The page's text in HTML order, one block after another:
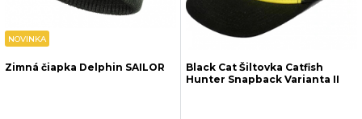
NOVINKA
Zimná čiapka Delphin SAILOR
Black Cat Šiltovka Catfish
Hunter Snapback Varianta II